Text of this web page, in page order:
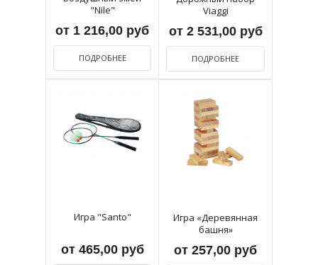
"Nile"
от 1 216,00 руб
ПОДРОБНЕЕ
Viaggi
от 2 531,00 руб
ПОДРОБНЕЕ
Игра "Santo"
от 465,00 руб
Игра «Деревянная
башня»
от 257,00 руб